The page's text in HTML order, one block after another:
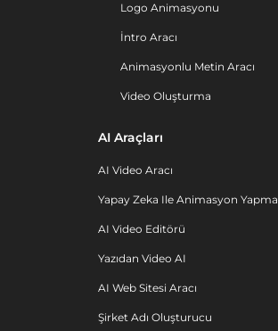
Logo Animasyonu
İntro Aracı
Animasyonlu Metin Aracı
Video Oluşturma
AI Araçları
AI Video Aracı
Yapay Zeka Ile Animasyon Yapma
AI Video Editörü
Yazıdan Video AI
AI Web Sitesi Aracı
Şirket Adı Oluşturucu